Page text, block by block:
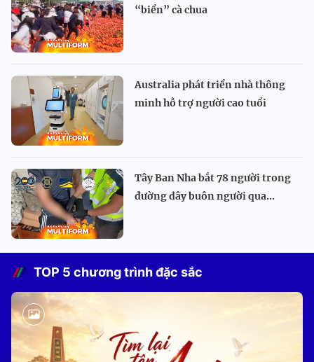
“biển” cà chua
Australia phát triển nhà thông
minh hỗ trợ người cao tuổi
Tây Ban Nha bắt 78 người trong
đường dây buôn người qua...
TOP 5 chương trình đặc sắc